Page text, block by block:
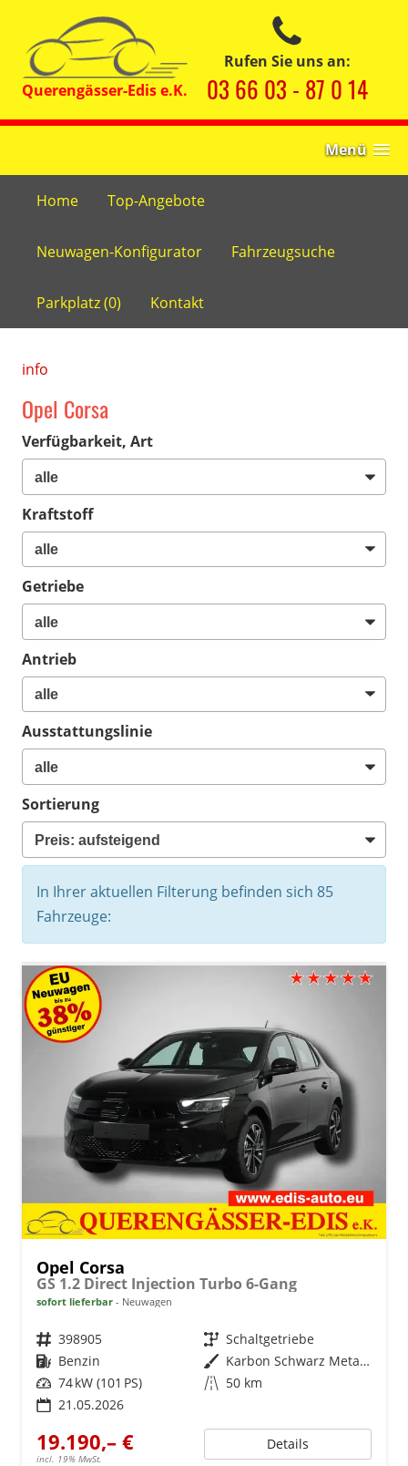
Rufen Sie uns an:
03 66 03 - 87 0 14
Menü
Home Top-Angebote
Neuwagen-Konfigurator Fahrzeugsuche
Parkplatz (0) Kontakt
info
Opel Corsa
Verfügbarkeit, Art
Kraftstoff
Getriebe
Antrieb
Ausstattungslinie
Sortierung
In Ihrer aktuellen Filterung befinden sich 85
Fahrzeuge:
Opel Corsa
GS 1.2 Direct Injection Turbo 6-Gang
sofort lieferbar Neuwagen
Fahrzeugnr. 398905 Getriebe Schaltgetriebe
Kraftstoff Benzin Außenfarbe
Karbon Schwarz Metallic
Leistung 74 kW (101 PS) Kilometerstand 50 km
21.05.2026
19.190,– €
incl. 19% MwSt.
Details